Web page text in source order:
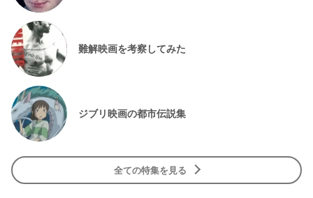
難解映画を考察してみた
ジブリ映画の都市伝説集
全ての特集を見る